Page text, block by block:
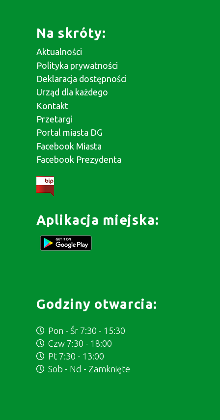
Na skróty:
Aktualności
Polityka prywatności
Deklaracja dostępności
Urząd dla każdego
Kontakt
Przetargi
Portal miasta DG
Facebook Miasta
Facebook Prezydenta
Aplikacja miejska:
Godziny otwarcia:
Pon - Śr 7:30 - 15:30
Czw 7:30 - 18:00
Pt 7:30 - 13:00
Sob - Nd - Zamknięte